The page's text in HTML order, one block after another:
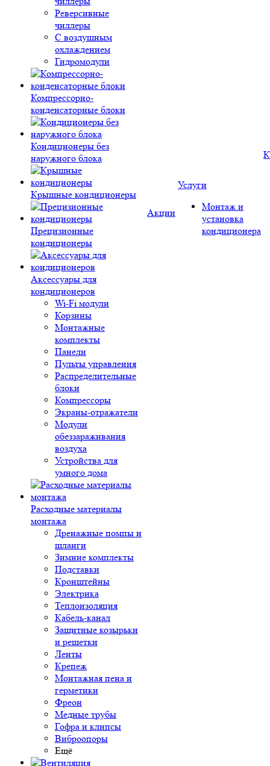
Реверсивные
чиллеры
С воздушным
охлаждением
Гидромодули
Компрессорно-
конденсаторные блоки
Кондиционеры без
наружного блока
Крышные кондиционеры
Прецизионные
кондиционеры
Аксессуары для
кондиционеров
Wi-Fi модули
Корзины
Монтажные
комплекты
Панели
Пульты управления
Распределительные
блоки
Компрессоры
Экраны-отражатели
Модули
обеззараживания
воздуха
Устройства для
умного дома
Расходные материалы
монтажа
Дренажные помпы и
шланги
Зимние комплекты
Подставки
Кронштейны
Электрика
Теплоизоляция
Кабель-канал
Защитные козырьки
и решетки
Ленты
Крепеж
Монтажная пена и
герметики
Фреон
Медные трубы
Гофра и клипсы
Виброопоры
Ещё
Акции
Услуги
Монтаж и
установка
кондиционера